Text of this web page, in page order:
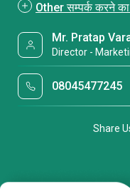
Other सम्पर्क करने का
Mr. Pratap
Director -
08045477245
Share